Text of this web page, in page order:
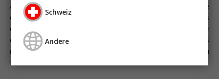
aiguës avec le tableau clinique d'une défaillance du foie dans le
cadre d'un état de choc sont observées dans environ 10% des
cas; 20% d'entre elles correspondent à des troubles de type
cholestatique. Les insuffisances hépatiques primaires sont plus
rares. Environ 2 à 5% des patients présentent une cirrhose du
foie.
Schweiz
Andere